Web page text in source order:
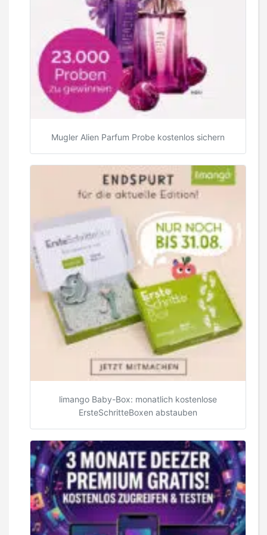
Mugler Alien Parfum Probe kostenlos sichern
limango Baby-Box: monatlich kostenlose
ErsteSchritteBoxen abstauben